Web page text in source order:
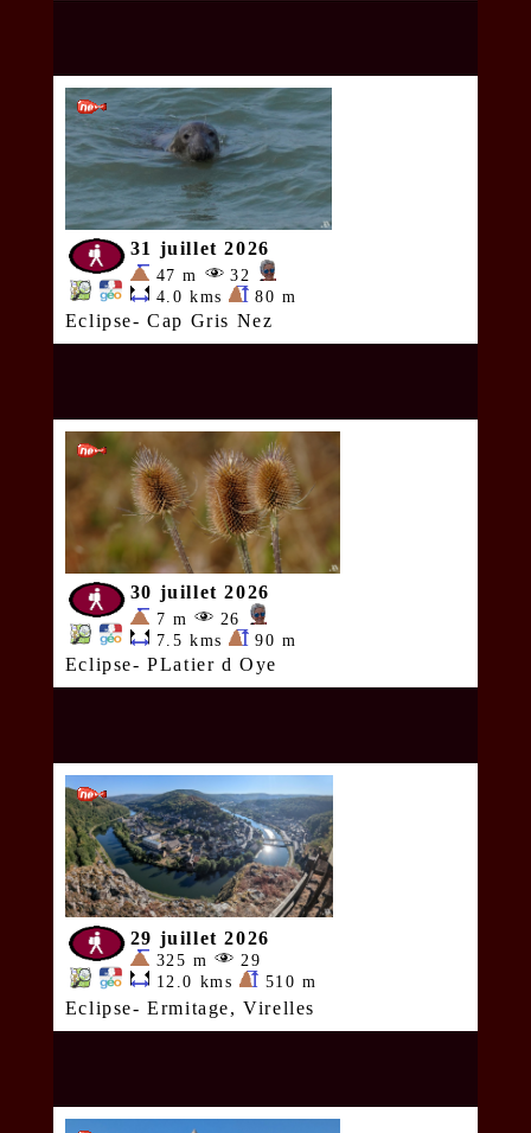
31 juillet 2026
47 m
32
4.0 kms
80 m
Eclipse- Cap Gris Nez
30 juillet 2026
7 m
26
7.5 kms
90 m
Eclipse- PLatier d Oye
29 juillet 2026
325 m
29
12.0 kms
510 m
Eclipse- Ermitage, Virelles